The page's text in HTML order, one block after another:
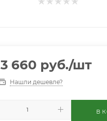
3 660 руб./шт
Нашли дешевле?
В